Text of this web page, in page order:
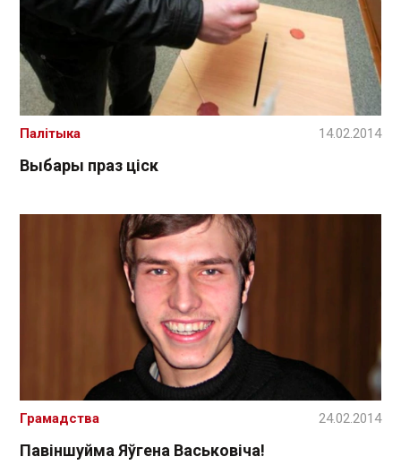
Выбары праз ціск
Палітыка 14.02.2014
Павіншуйма Яўгена Васьковіча!
Грамадства 24.02.2014